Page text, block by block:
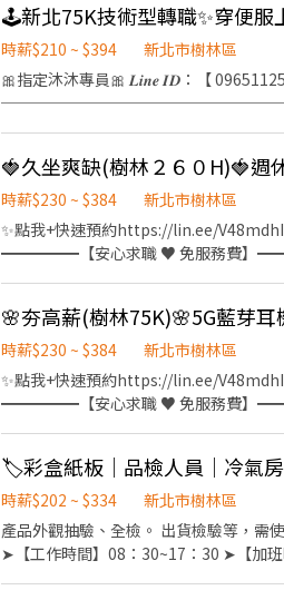
工作時間： 日班07:50~17:10 如有加班
合加班$65,600 夜班高時薪250/H 薪約
多 ✨休息時間：每2H休息10分，中午休息1H，加班休息10分 ✨隔天
請安心求職 ❌免費報名不收取任何費用
時薪$210 ~ $394
新北市樹林區
🎀指定沐沐專員🎀 𝑳𝒊𝒏𝒆 𝑰𝑫：【
─────────────────── 【上市上
─────────────────── ✨✨鄰
樹林家樂福6分鐘 ✈️秀泰影城8分
⭕環境乾淨明亮 ⭕專員親自詳細解說工
時薪$230 ~ $384
新北市樹林區
✨點我+快速預約https://lin.ee/V48mdhI ➠ 指定樂樂 快樂來財➤ 🔔職缺雷
━━━━━【安心求職 ♥ 免服務費】
房/吸菸區 ------------【詳細資訊】
作地點】樹林區俊英街 (近樹林興仁夜
$40480-$64743】 ❤️夜班 20:00-
泰山-樹林 ➖➖➖☀️錯過會想哭，先報
員 官方@:@588wdhkl ➤記得要加@ ☑️手
享有勞健保、團保勞退6％ ✔️實體門市
時薪$230 ~ $384
新北市樹林區
✨點我+快速預約https://lin.ee/V48mdhI ➠ 指定樂樂 快樂來財➤ 🔔職缺雷
━━━━━【安心求職 ♥ 免服務費】
直達廠區＜樹林中學站＞ 樹林火車站
無線充電盤 藍芽耳機 ❤️【工作內容】機
日為休息日 另外再排休4天) 【上班時
05:10 時薪250/H $44,000-$75,900
約：0965-083880 ➤ 樂樂專員 官方
費諮詢、仲介費、服務費 ⭕️享有勞健
🏷️彩盒紙板｜品檢人員｜冷氣
時薪$202 ~ $334
新北市樹林區
產品外觀抽驗、全檢。 出貨檢驗
➤【工作時間】08：30~17：30 ➤【加